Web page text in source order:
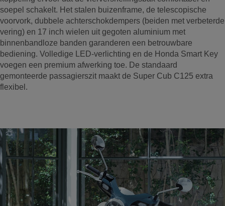
soepel schakelt. Het stalen buizenframe, de telescopische
voorvork, dubbele achterschokdempers (beiden met verbeterde
vering) en 17 inch wielen uit gegoten aluminium met
binnenbandloze banden garanderen een betrouwbare
bediening. Volledige LED-verlichting en de Honda Smart Key
voegen een premium afwerking toe. De standaard
gemonteerde passagierszit maakt de Super Cub C125 extra
flexibel.